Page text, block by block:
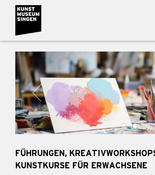
FÜHRUNGEN,
KUNSTKURSE FÜR ERWACHSENE